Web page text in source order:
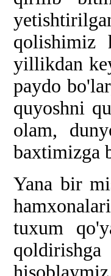
qolishimiz
yillikdan
paydo
quyoshni
olam,
baxtimizga
Yana bir
tuxum